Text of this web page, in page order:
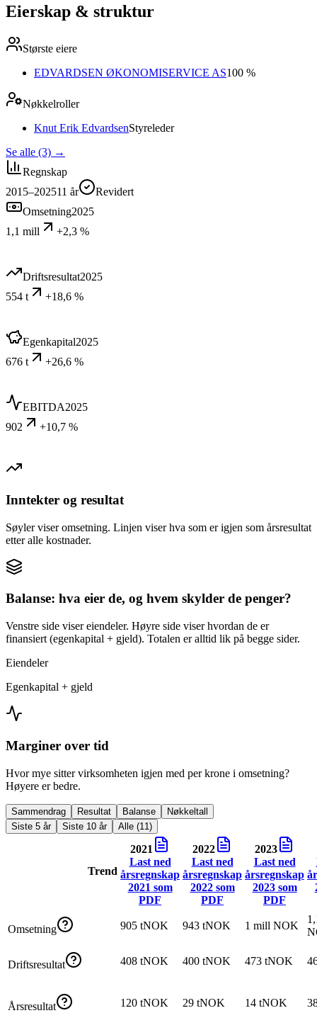
Eierskap & struktur
Største eiere
EDVARDSEN ØKONOMISERVICE AS100 %
Nøkkelroller
Knut Erik EdvardsenStyreleder
Se alle (3) →
Regnskap
2015–202511 år
Revidert
Omsetning2025
1,1 mill
+2,3 %
Driftsresultat2025
554 t
+18,6 %
Egenkapital2025
676 t
+26,6 %
EBITDA2025
902
+10,7 %
Inntekter og resultat
Søyler viser omsetning. Linjen viser hva som er igjen som årsresultat
etter alle kostnader.
Balanse: hva eier de, og hvem skylder de penger?
Venstre side viser eiendeler. Høyre side viser hvordan de er
finansiert (egenkapital + gjeld). Totalen er alltid lik på begge sider.
Eiendeler
Egenkapital + gjeld
Marginer over tid
Hvor mye sitter virksomheten igjen med per krone i omsetning?
Høyere er bedre.
Sammendrag Resultat Balanse
Nøkkeltall
Siste 5 år
Siste 10 år Alle (11)
Trend
2021
Last ned
årsregnskap
2021 som
PDF
2022
Last ned
årsregnskap
2022som
PDF
2023
Last ned
årsregnskap
2023som
PDF
Omsetning 905 tNOK 943 tNOK 1 mill NOK
Driftsresultat 408 tNOK 400 tNOK 473 tNOK
Årsresultat 120 tNOK 29 tNOK 14 tNOK